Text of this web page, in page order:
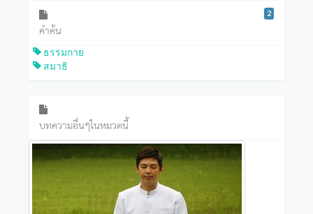
คำค้น
2
ธรรมกาย
สมาธิ
บทความอื่นๆในหมวดนี้